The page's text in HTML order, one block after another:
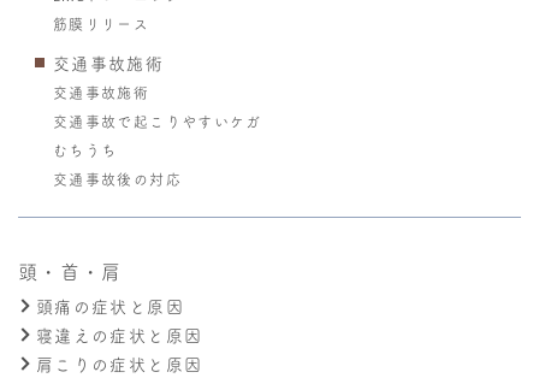
筋膜リリース
交通事故施術
交通事故施術
交通事故で起こりやすいケガ
むちうち
交通事故後の対応
頭・首・肩
頭痛の症状と原因
寝違えの症状と原因
肩こりの症状と原因